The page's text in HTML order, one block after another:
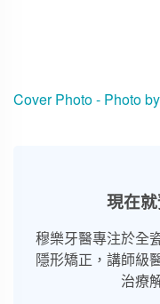
Cover Photo - Photo by
現在
穆樂牙醫專注於全
隱形矯正，講師級
治療